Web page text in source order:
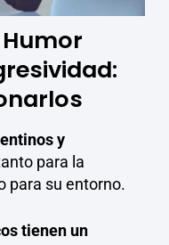
y
para la
para su entorno.
tienen un